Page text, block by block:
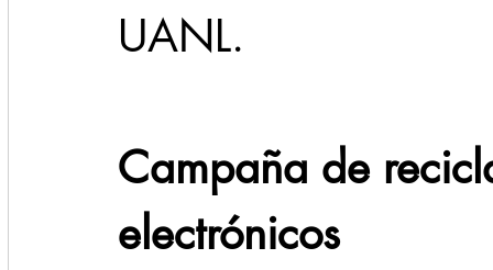
UANL.
Campaña de
electrónicos